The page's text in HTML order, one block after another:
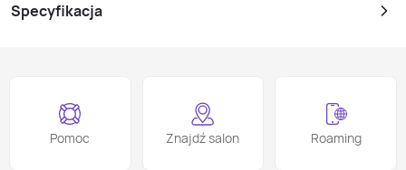
Specyfikacja
Pomoc Znajdź salon Roaming